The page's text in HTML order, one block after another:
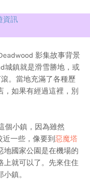
資訊
影集故事背景
城鎮就是滑雪勝地，或
。當地充滿了各種歷
如果有經過這裡，別
小鎮，因為雖然
近一些，像要到 惡魔塔
地國家公園是在機場的
上就可以了。先來住住
鎮。